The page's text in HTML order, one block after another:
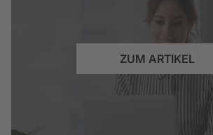
ZUM ARTIKEL